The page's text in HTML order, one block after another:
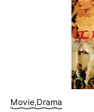
Movie,Drama